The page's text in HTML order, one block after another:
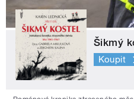
Šikmý
Koupit